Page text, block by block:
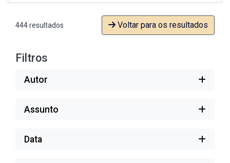
444 resultados Voltar para os resultados
Filtros
Autor
Assunto
Data